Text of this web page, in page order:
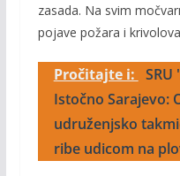
zasada. Na svim
pojave požara i
Pročitajte i: SRU
Istočno Sarajevo:
udruženjsko
ribe udicom na